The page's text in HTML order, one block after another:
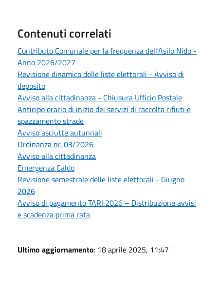
Contenuti correlati
Contributo Comunale per la frequenza dell'Asilo Nido -
Anno 2026/2027
Revisione dinamica delle liste elettorali - Avviso di
deposito
Avviso alla cittadinanza - Chiusura Ufficio Postale
Anticipo orario di inizio dei servizi di raccolta rifiuti e
spazzamento strade
Avviso asciutte autunnali
Ordinanza nr. 03/2026
Avviso alla cittadinanza
Emergenza Caldo
Revisione semestrale delle liste elettorali - Giugno
2026
Avviso di pagamento TARI 2026 – Distribuzione avvisi
e scadenza prima rata
Ultimo aggiornamento: 18 aprile 2025, 11:47